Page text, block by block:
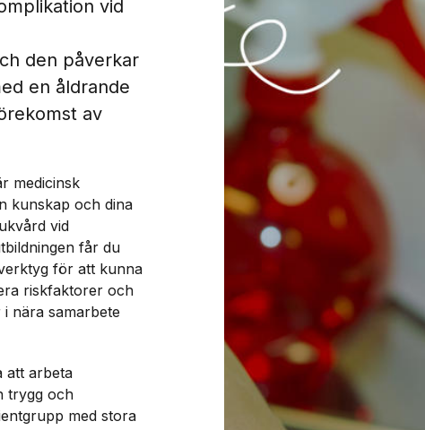
vid
den påverkar
en åldrande
av
medicinsk
kunskap och dina
vid
får du
för att kunna
riskfaktorer och
nära samarbete
att arbeta
trygg och
med stora